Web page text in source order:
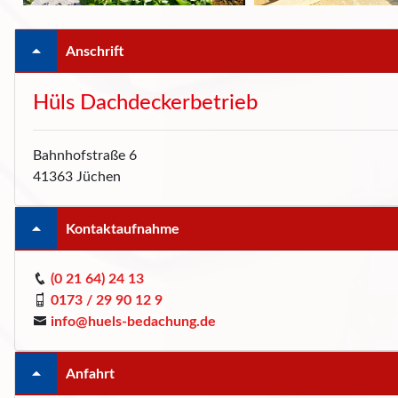
Anschrift
Hüls Dachdeckerbetrieb
Bahnhofstraße 6
41363 Jüchen
Kontaktaufnahme
(0 21 64) 24 13
0173 / 29 90 12 9
info@huels-bedachung.de
Anfahrt